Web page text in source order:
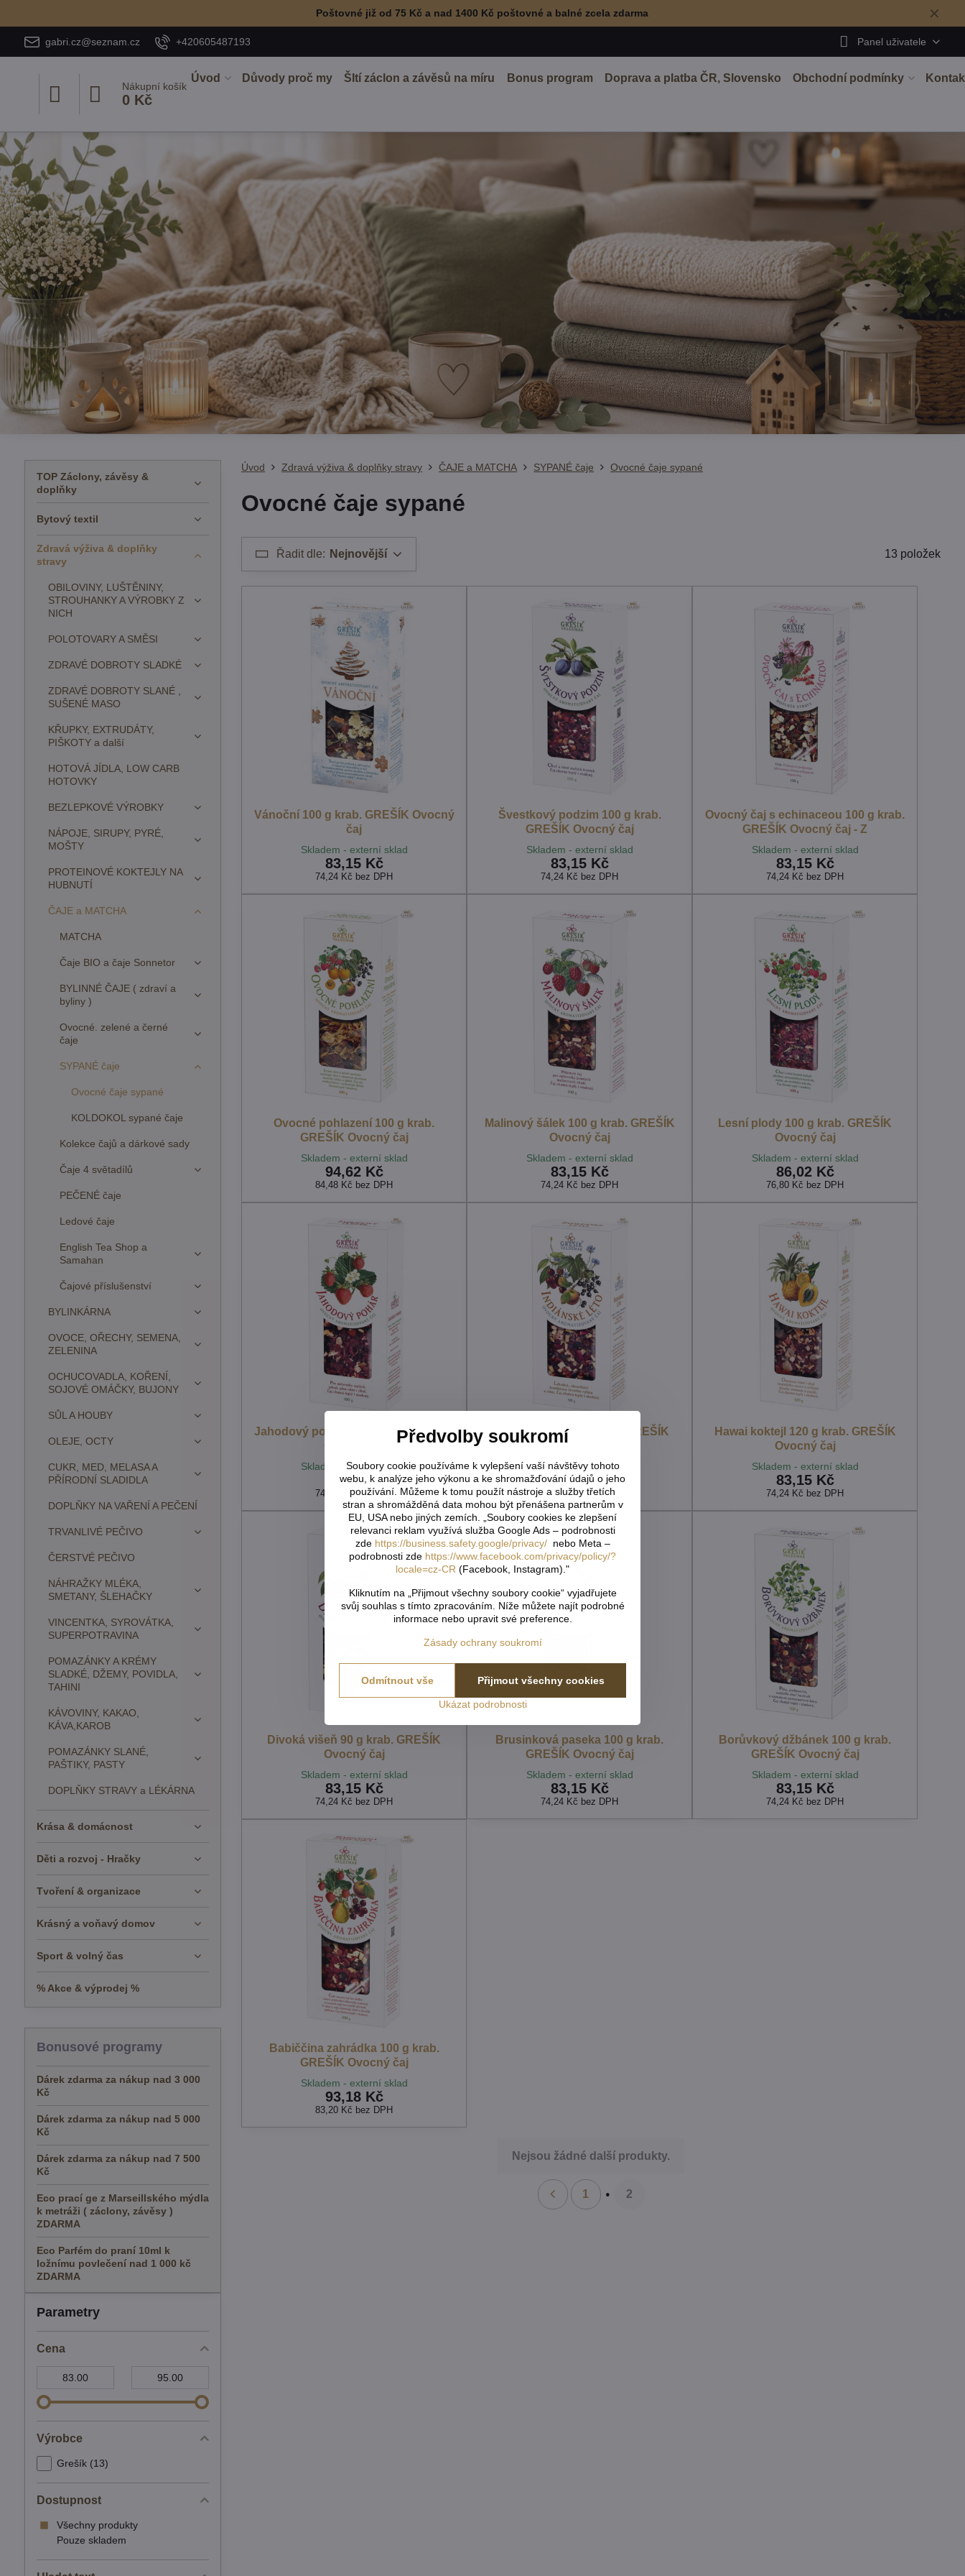
✕
Poštovné již od 75 Kč a nad 1400 Kč poštovné a balné zcela zdarma
gabri.cz@seznam.cz +420605487193 Panel uživatele
Nákupní košík
0 Kč
Úvod Důvody proč my ŠItí záclon a závěsů na míru Bonus program Doprava a platba ČR, Slovensko Obchodní podmínky
Úvod Zdravá výživa & doplňky stravy ČAJE a MATCHA SYPANÉ čaje Ovocné čaje sypané
Ovocné čaje sypané
Řadit dle: Nejnovější 13 položek
Vánoční 100 g krab. GREŠÍK Ovocný
čaj
Skladem - externí sklad
83,15 Kč
74,24 Kč bez DPH
Švestkový podzim 100 g krab.
GREŠÍK Ovocný čaj
Skladem - externí sklad
83,15 Kč
74,24 Kč bez DPH
Ovocný čaj s echinaceou 100 g krab.
GREŠÍK Ovocný čaj - Z
Skladem - externí sklad
83,15 Kč
74,24 Kč bez DPH
Ovocné pohlazení 100 g krab.
GREŠÍK Ovocný čaj
Skladem - externí sklad
94,62 Kč
84,48 Kč bez DPH
Malinový šálek 100 g krab. GREŠÍK
Ovocný čaj
Skladem - externí sklad
83,15 Kč
74,24 Kč bez DPH
Lesní plody 100 g krab. GREŠÍK
Ovocný čaj
Skladem - externí sklad
86,02 Kč
76,80 Kč bez DPH
Jahodový pohár 100 g krab. GREŠÍK
Ovocný čaj
Skladem - externí sklad
83,15 Kč
74,24 Kčbez DPH
Indiánské léto 90 g krab. GREŠÍK
Ovocný čaj
Skladem - externí sklad
83,15 Kč
74,24 Kčbez DPH
Hawai koktejl 120 g krab. GREŠÍK
Ovocný čaj
Skladem - externí sklad
83,15 Kč
74,24 Kč bez DPH
Divoká višeň 90 g krab. GREŠÍK
Ovocný čaj
Skladem - externí sklad
83,15 Kč
74,24 Kč bez DPH
Brusinková paseka 100 g krab.
GREŠÍK Ovocný čaj
Skladem - externí sklad
83,15 Kč
74,24 Kč bez DPH
Borůvkový džbánek 100 g krab.
GREŠÍK Ovocný čaj
Skladem - externí sklad
83,15 Kč
74,24 Kč bez DPH
Babiččina zahrádka 100 g krab.
GREŠÍK Ovocný čaj
Skladem - externí sklad
93,18 Kč
83,20 Kč bez DPH
Nejsou žádné další produkty.
1 2
Parametry
Cena
Výrobce
Grešík (13)
Dostupnost
Všechny produkty
Pouze skladem
TOP Záclony, závěsy &
doplňky
Bytový textil
Zdravá výživa & doplňky
stravy
OBILOVINY, LUŠTĚNINY,
STROUHANKY A VÝROBKY Z
NICH
POLOTOVARY A SMĚSI
ZDRAVÉ DOBROTY SLADKÉ
ZDRAVÉ DOBROTY SLANÉ ,
SUŠENÉ MASO
KŘUPKY, EXTRUDÁTY,
PIŠKOTY a další
HOTOVÁ JÍDLA, LOW CARB
HOTOVKY
BEZLEPKOVÉ VÝROBKY
NÁPOJE, SIRUPY, PYRÉ,
MOŠTY
PROTEINOVÉ KOKTEJLY NA
HUBNUTÍ
ČAJE a MATCHA
MATCHA
Čaje BIO a čaje Sonnetor
BYLINNÉ ČAJE ( zdraví a
byliny )
Ovocné. zelené a černé
čaje
SYPANÉ čaje
Ovocné čaje sypané
KOLDOKOL sypané čaje
Kolekce čajů a dárkové sady
Čaje 4 světadílů
PEČENÉ čaje
Ledové čaje
English Tea Shop a
Samahan
Čajové příslušenství
BYLINKÁRNA
OVOCE, OŘECHY, SEMENA,
ZELENINA
OCHUCOVADLA, KOŘENÍ,
SOJOVÉ OMÁČKY, BUJONY
SŮL A HOUBY
OLEJE, OCTY
CUKR, MED, MELASA A
PŘÍRODNÍ SLADIDLA
DOPLŇKY NA VAŘENÍ A PEČENÍ
TRVANLIVÉ PEČIVO
ČERSTVÉ PEČIVO
NÁHRAŽKY MLÉKA,
SMETANY, ŠLEHAČKY
VINCENTKA, SYROVÁTKA,
SUPERPOTRAVINA
POMAZÁNKY A KRÉMY
SLADKÉ, DŽEMY, POVIDLA,
TAHINI
KÁVOVINY, KAKAO,
KÁVA,KAROB
POMAZÁNKY SLANÉ,
PAŠTIKY, PASTY
DOPLŇKY STRAVY a LÉKÁRNA
Krása & domácnost
Děti a rozvoj - Hračky
Tvoření & organizace
Krásný a voňavý domov
Sport & volný čas
% Akce & výprodej %
Bonusové programy
Dárek zdarma za nákup nad 3 000
Kč
Dárek zdarma za nákup nad 5 000
Kč
Dárek zdarma za nákup nad 7 500
Kč
Eco prací ge z Marseillského mýdla
k metráži ( záclony, závěsy )
ZDARMA
Eco Parfém do praní 10ml k
ložnímu povlečení nad 1 000 kč
ZDARMA
Předvolby soukromí
Soubory cookie používáme k vylepšení vaší návštěvy tohoto
webu, k analýze jeho výkonu a ke shromažďování údajů o jeho
používání. Můžeme k tomu použít nástroje a služby třetích
stran a shromážděná data mohou být přenášena partnerům v
EU, USA nebo jiných zemích. „Soubory cookies ke zlepšení
relevanci reklam využívá služba Google Ads – podrobnosti
zde https://business.safety.google/privacy/nebo Meta –
podrobnosti zde https://www.facebook.com/privacy/policy/?
locale=cz-CR (Facebook, Instagram)."
Kliknutím na „Přijmout všechny soubory cookie“ vyjadřujete
svůj souhlas s tímto zpracováním. Níže můžete najít podrobné
informace nebo upravit své preference.
Zásady ochrany soukromí
Ukázat podrobnosti
Přijmout všechny cookies
Odmítnout vše